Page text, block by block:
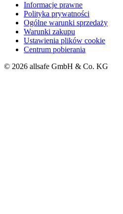
Informacje prawne
Polityka prywatności
Ogólne warunki sprzedaży
Warunki zakupu
Ustawienia plików cookie
Centrum pobierania
© 2026 allsafe GmbH & Co. KG